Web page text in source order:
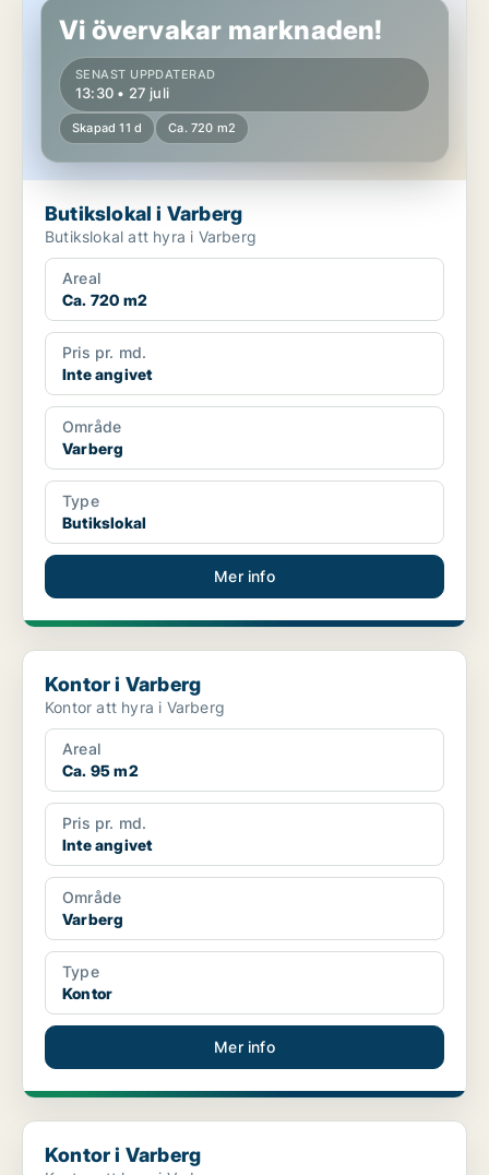
Vi övervakar marknaden!
SENAST UPPDATERAD
13:30 • 27 juli
Skapad 11 d Ca. 720 m2
Butikslokal i Varberg
Butikslokal att hyra i Varberg
Areal
Ca. 720 m2
Pris pr. md.
Inte angivet
Område
Varberg
Type
Butikslokal
Mer info
Kontor i Varberg
Kontor i Varberg
Kontor att hyra i Varberg
Areal
Ca. 95 m2
Pris pr. md.
Inte angivet
Område
Varberg
Type
Kontor
Mer info
Kontor i Varberg
Kontor i Varberg